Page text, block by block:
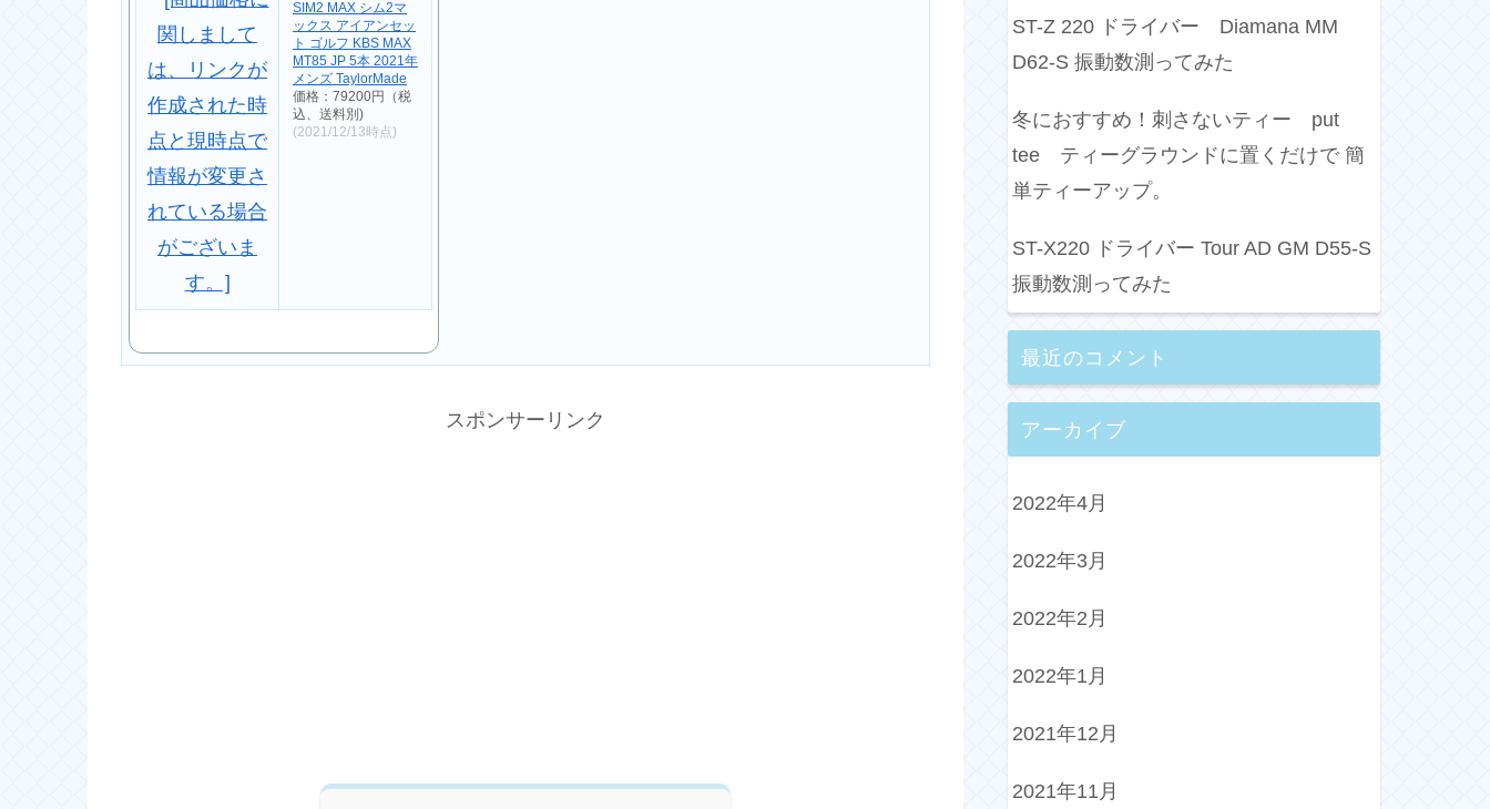
SIM2 MAX シム2マ
ックス アイアンセッ
ト ゴルフ KBS MAX
MT85 JP 5本 2021年
メンズ TaylorMade
価格：79200円（税
込、送料別)
(2021/12/13時点)
スポンサーリンク
ST-Z 220 ドライバー Diamana MM
D62-S 振動数測ってみた
冬におすすめ！刺さないティー put
tee ティーグラウンドに置くだけで 簡
単ティーアップ。
ST-X220 ドライバー Tour AD GM D55-S
振動数測ってみた
最近のコメント
アーカイブ
2022年4月
2022年3月
2022年2月
2022年1月
2021年12月
2021年11月